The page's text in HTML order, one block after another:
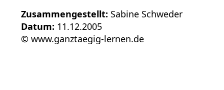
Zusammengestellt: Sabine Schweder
Datum: 11.12.2005
© www.ganztaegig-lernen.de